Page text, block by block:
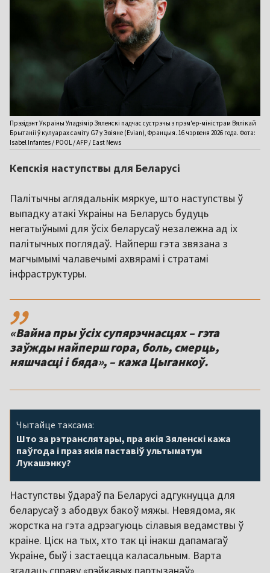
Прэзідэнт Украіны Уладзімір Зяленскі падчас сустрэчы з прэм'ер-міністрам Вялікай
Брытаніі ў кулуарах саміту G7 у Эвіяне (Evian), Францыя. 16 чэрвеня 2026 года. Фота:
Isabel Infantes / POOL / AFP / East News
Кепскія наступствы для Беларусі
Палітычны аглядальнік мяркуе, што наступствы ў
выпадку атакі Украіны на Беларусь будуць
негатыўнымі для ўсіх беларусаў незалежна ад іх
палітычных поглядаў. Найперш гэта звязана з
магчымымі чалавечымі ахвярамі і стратамі
інфраструктуры.
,,
«Вайна пры ўсіх супярэчнасцях – гэта
заўжды найперш гора, боль, смерць,
няшчасці і бяда», – кажа Цыганкоў.
Чытайце таксама:
Што за рэтранслятары, пра якія Зяленскі кажа
паўгода і праз якія паставіў ультыматум
Лукашэнку?
Наступствы ўдараў па Беларусі адгукнуцца для
беларусаў з абодвух бакоў мяжы. Невядома, як
жорстка на гэта адрэагуюць сілавыя ведамствы ў
краіне. Ціск на тых, хто так ці інакш дапамагаў
Украіне, быў і застаецца каласальным. Варта